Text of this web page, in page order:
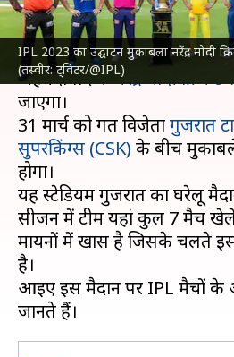
IPL 2023 का उद्घाटन मुकाबला नरेंद्र मोदी
(तस्वीर: ट्विटर/@IPL)
क्या है खबर?
इंडियन प्रीमियर लीग (IPL)का
अहमदाबाद केनरेंद्र मोदी क्रिकेट
जाएगा।
31 मार्च को गत विजेतागुजरात
सुपरकिंग्स (CSK) के बीच
होगा।
यह स्टेडियम गुजरात का घरेलू
सीजन में टीम यहां कुल 7 मैच
मायनों में खास है जिसके चलते
है।
आइए इस मैदान पर IPL मैचों के